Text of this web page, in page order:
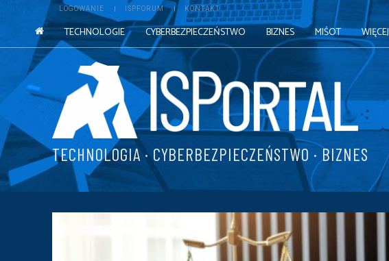
LOGOWANIE ISPFORUM KONTAKT
TECHNOLOGIE CYBERBEZPIECZEŃSTWO BIZNES MIŚOT WIĘCEJ
TECHNOLOGIA · CYBERBEZPIECZEŃSTWO · BIZNES